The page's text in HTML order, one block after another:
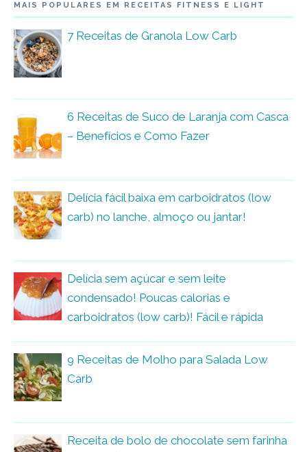
MAIS POPULARES EM RECEITAS FITNESS E LIGHT
7 Receitas de Granola Low Carb
6 Receitas de Suco de Laranja com Casca
– Benefícios e Como Fazer
Delícia fácil baixa em carboidratos (low
carb) no lanche, almoço ou jantar!
Delícia sem açúcar e sem leite
condensado! Poucas calorias e
carboidratos (low carb)! Fácil e rápida
9 Receitas de Molho para Salada Low
Carb
Receita de bolo de chocolate sem farinha